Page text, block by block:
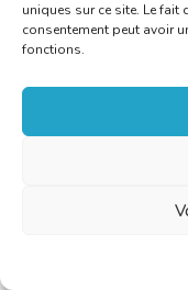
uniques sur ce site. Le fait
consentement peut avoir
fonctions.
Stages de
littéraire
Collège des